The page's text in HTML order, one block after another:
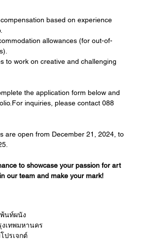
based on experience
allowances (for out-of-
to work on creative and challenging
the application form below and
inquiries, please contact 088
are open from December 21, 2024, to
to showcase your passion for art
our team and make your mark!
นท์ผนัง
งเทพมหานคร
ปรเจกต์